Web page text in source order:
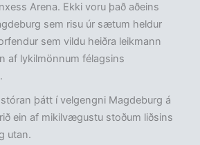
Arena. Ekki voru það aðeins
sem risu úr sætum heldur
sem vildu heiðra leikmann
af lykilmönnum félagsins
þátt í velgengni Magdeburg á
ein af mikilvægustu stoðum liðsins
utan.